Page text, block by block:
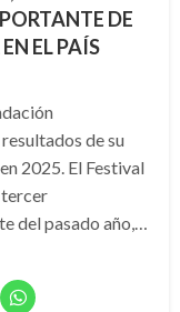
DE
EL PAÍS
de su
2025. El Festival
tercer
del pasado año,…